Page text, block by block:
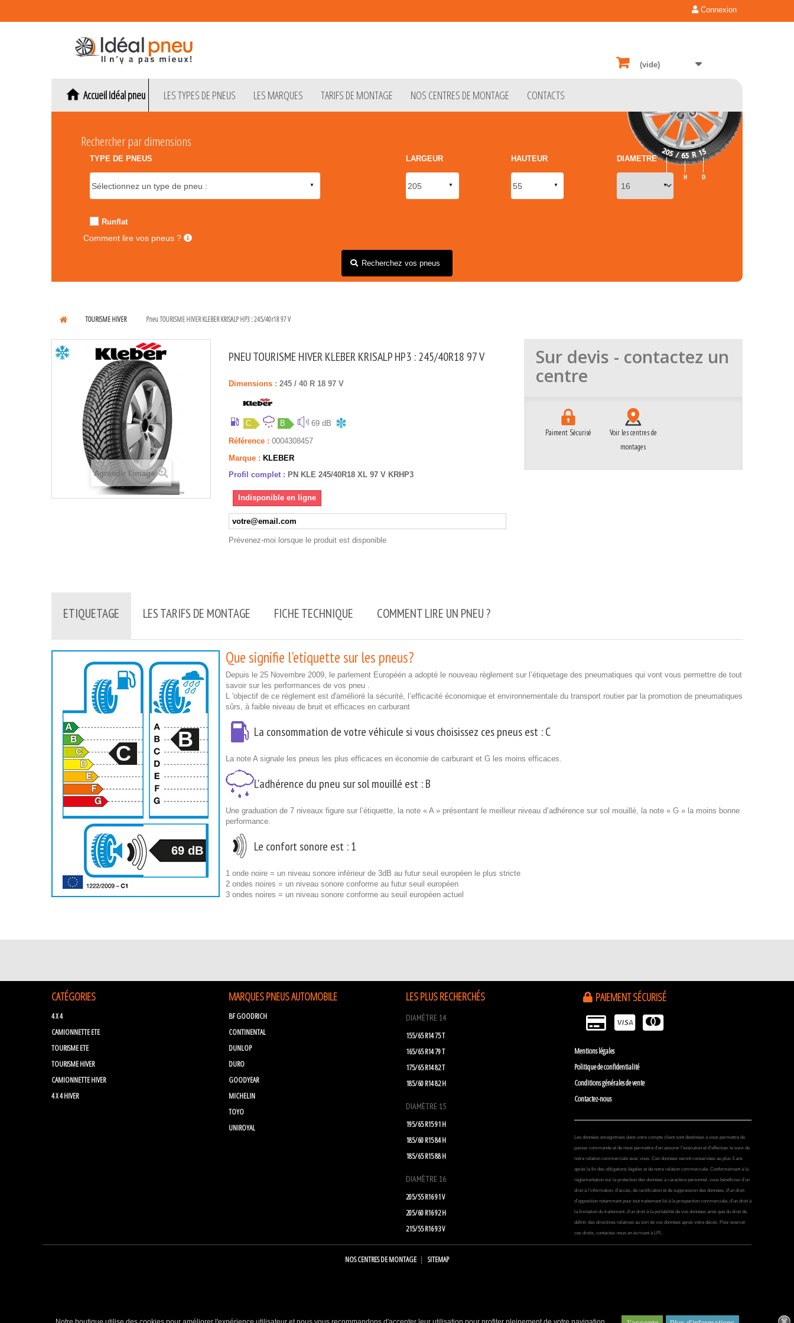
Connexion
(vide)
Accueil Idéal pneu LES TYPES DE PNEUS LES MARQUES TARIFS DE MONTAGE NOS CENTRES DE MONTAGE CONTACTS
Rechercher par dimensions
TYPE DE PNEUS LARGEUR HAUTEUR DIAMETRE
Runflat
Comment lire vos pneus ?
Recherchez vos pneus
TOURISME HIVER Pneu TOURISME HIVER KLEBER KRISALP HP3 : 245/40r18 97 V
Agrandir l'image
PNEU TOURISME HIVER KLEBER KRISALP HP3 : 245/40R18 97 V
Dimensions : 245 / 40 R 18 97 V
C B 69 dB
Référence : 0004308457
Marque : KLEBER
Profil complet : PN KLE 245/40R18 XL 97 V KRHP3
Indisponible en ligne
Prévenez-moi lorsque le produit est disponible
Sur devis - contactez un
centre
Paiment Sécurisé
Voir les centres de
montages
ETIQUETAGE LES TARIFS DE MONTAGE FICHE TECHNIQUE COMMENT LIRE UN PNEU ?
C
B
69 dB
Que signifie l'etiquette sur les pneus?
Depuis le 25 Novembre 2009, le parlement Européén a adopté le nouveau règlement sur l’étiquetage des pneumatiques qui vont vous permettre de tout
savoir sur les performances de vos pneu .
L 'objectif de ce réglement est d'amélioré la sécurité, l’efficacité économique et environnementale du transport routier par la promotion de pneumatiques
sûrs, à faible niveau de bruit et efficaces en carburant
La consommation de votre véhicule si vous choisissez ces pneus est :C
La note A signale les pneus les plus efficaces en économie de carburant et G les moins efficaces.
L'adhérence du pneu sur sol mouillé est :B
Une graduation de 7 niveaux figure sur l’étiquette, la note « A » présentant le meilleur niveau d’adhérence sur sol mouillé, la note « G » la moins bonne
performance.
Le confort sonore est :1
1 onde noire = un niveau sonore inférieur de 3dB au futur seuil européen le plus stricte
2 ondes noires = un niveau sonore conforme au futur seuil européen
3 ondes noires = un niveau sonore conforme au seuil européen actuel
CATÉGORIES
4 X 4
CAMIONNETTE ETE
TOURISME ETE
TOURISME HIVER
CAMIONNETTE HIVER
4 X 4 HIVER
MARQUES PNEUS AUTOMOBILE
BF GOODRICH
CONTINENTAL
DUNLOP
DURO
GOODYEAR
MICHELIN
TOYO
UNIROYAL
LES PLUS RECHERCHÉS
DIAMÈTRE 14
155/65 R14 75 T
165/65 R14 79 T
175/65 R14 82 T
185/60 R14 82 H
DIAMÈTRE 15
195/65 R15 91 H
185/60 R15 84 H
185/65 R15 88 H
DIAMÈTRE 16
205/55 R16 91 V
205/60 R16 92 H
215/55 R16 93 V
PAIEMENT SÉCURISÉ
Mentions légales
Politique de confidentialité
Conditions générales de vente
Contactez-nous
Les données enregistrées dans votre compte client sont destinées à vous permettre de
passer commande et de nous permettre d’en assurer l’exécution et d’effectuer le suivi de
notre relation commerciale avec vous. Ces données seront conservées au plus 3 ans
après la fin des obligations légales et de notre relation commerciale. Conformément à la
réglementation sur la protection des données à caractère personnel, vous bénéficiez d’un
droit à l’information, d’accès, de rectification et de suppression des données, d’un droit
d’opposition notamment pour tout traitement lié à la prospection commerciale, d’un droit à
la limitation du traitement, d’un droit à la portabilité de vos données ainsi que du droit de
définir des directives relatives au sort de vos données après votre décès. Pour exercer
ces droits, contactez-nous en écrivant à LPI, .
NOS CENTRES DE MONTAGE SITEMAP